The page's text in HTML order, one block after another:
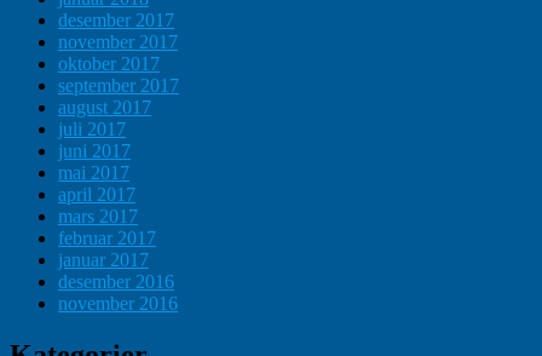
desember 2017
november 2017
oktober 2017
september 2017
august 2017
juli 2017
juni 2017
mai 2017
april 2017
mars 2017
februar 2017
januar 2017
desember 2016
november 2016